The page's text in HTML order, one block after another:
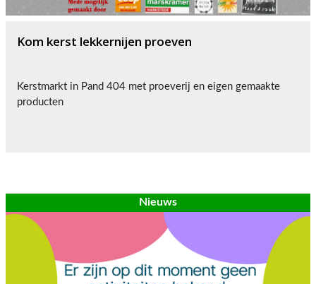
Nieuws
Kom kerst lekkernijen proeven
Kerstmarkt in Pand 404 met proeverij en eigen gemaakte
producten